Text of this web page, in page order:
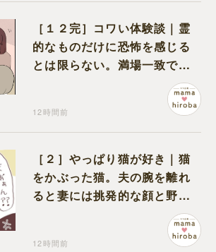
［１２完］コワい体験談｜霊
的なものだけに恐怖を感じる
とは限らない。満場一致でコ
ワいと認定された意外な体験
12時間前
［２］やっぱり猫が好き｜猫
をかぶった猫。夫の腕を離れ
ると妻には挑発的な顔と野太
12時間前